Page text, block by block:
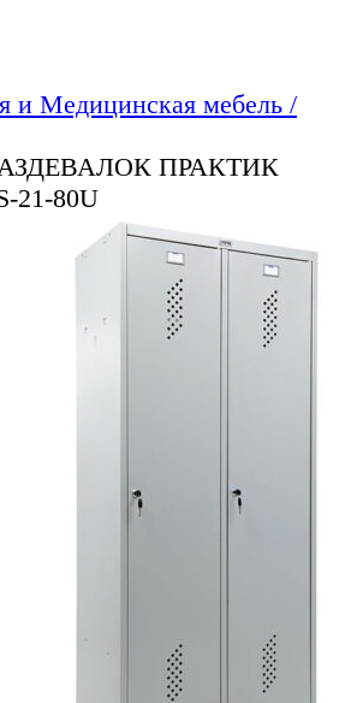
и Медицинская мебель /
ПРАКТИК
21-80U